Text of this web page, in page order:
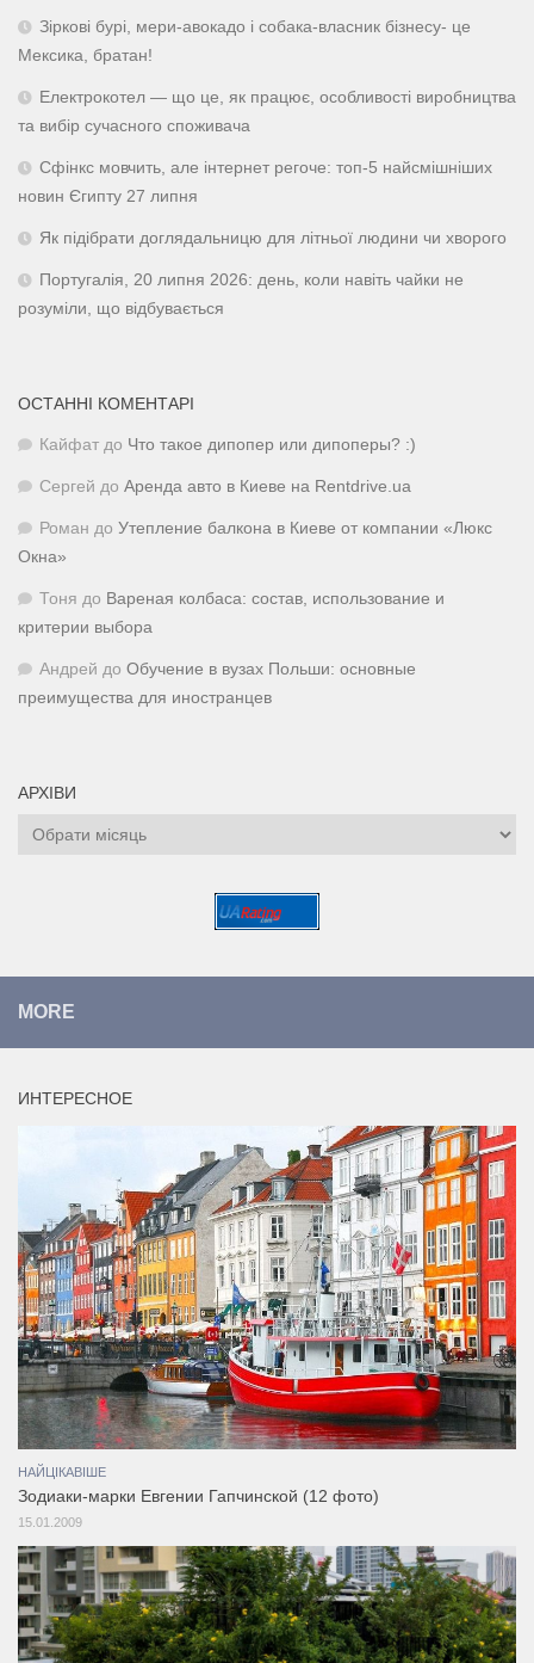
Зіркові бурі, мери-авокадо і собака-власник бізнесу- це
Мексика, братан!
Електрокотел — що це, як працює, особливості виробництва
та вибір сучасного споживача
Сфінкс мовчить, але інтернет регоче: топ-5 найсмішніших
новин Єгипту 27 липня
Як підібрати доглядальницю для літньої людини чи хворого
Португалія, 20 липня 2026: день, коли навіть чайки не
розуміли, що відбувається
ОСТАННІ КОМЕНТАРІ
Кайфат до Что такое дипопер или дипоперы? :)
Сергей до Аренда авто в Киеве на Rentdrive.ua
Роман до Утепление балкона в Киеве от компании «Люкс
Окна»
Тоня до Вареная колбаса: состав, использование и
критерии выбора
Андрей до Обучение в вузах Польши: основные
преимущества для иностранцев
АРХІВИ
Архіви
MORE
ИНТЕРЕСНОЕ
НАЙЦІКАВІШЕ
Зодиаки-марки Евгении Гапчинской (12 фото)
15.01.2009